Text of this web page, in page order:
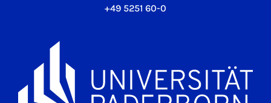
+49 5251 60-0